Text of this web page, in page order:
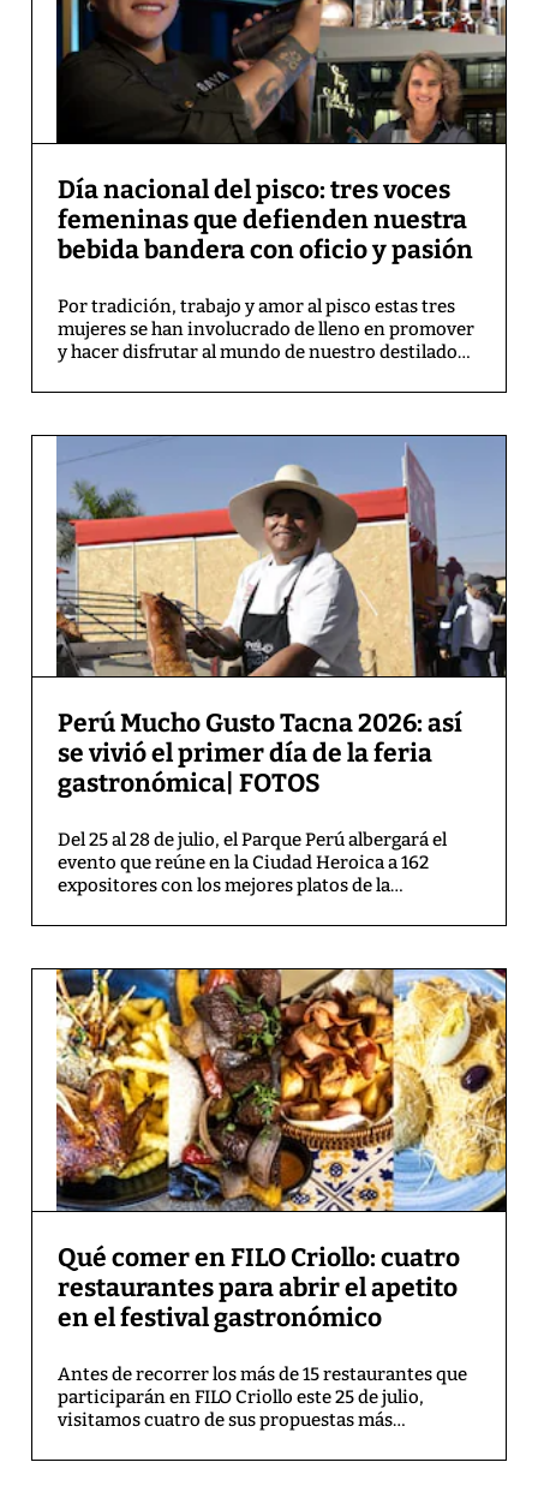
Día nacional del pisco: tres voces
femeninas que defienden nuestra
bebida bandera con oficio y pasión
Por tradición, trabajo y amor al pisco estas tres
mujeres se han involucrado de lleno en promover
y hacer disfrutar al mundo de nuestro destilado
celebrará este 26 de julio, te contamos sus
Perú Mucho Gusto Tacna 2026: así
se vivió el primer día de la feria
gastronómica| FOTOS
Del 25 al 28 de julio, el Parque Perú albergará el
evento que reúne en la Ciudad Heroica a 162
expositores con los mejores platos de la
Qué comer en FILO Criollo: cuatro
restaurantes para abrir el apetito
en el festival gastronómico
Antes de recorrer los más de 15 restaurantes que
participarán en FILO Criollo este 25 de julio,
visitamos cuatro de sus propuestas más
hasta un ají de gallina preparado con técnicas